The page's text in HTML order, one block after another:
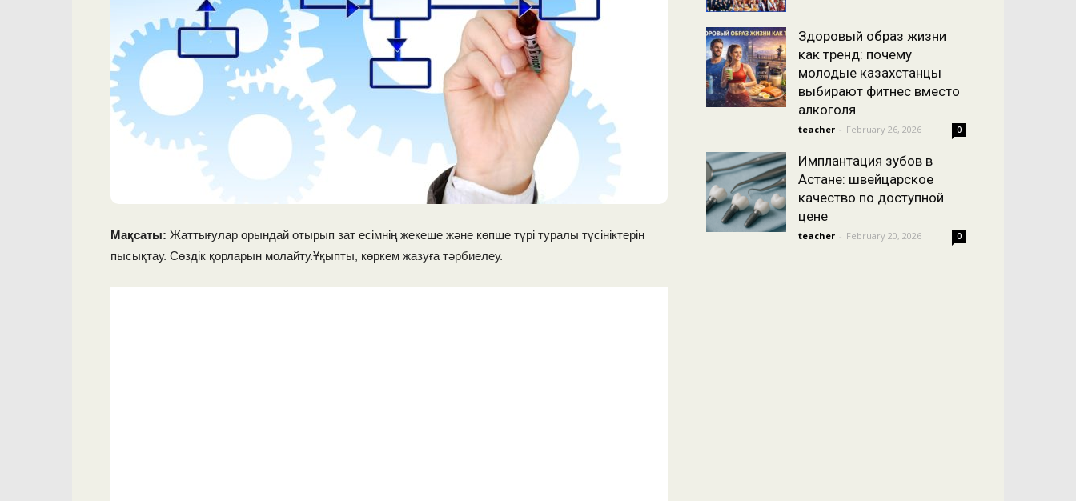
Мақсаты: Жаттығулар орындай отырып зат есімнің жекеше және көпше түрі туралы түсініктерін
пысықтау. Сөздік қорларын молайту.Ұқыпты, көркем жазуға тәрбиелеу.
Здоровый образ жизни
как тренд: почему
молодые казахстанцы
выбирают фитнес вместо
алкоголя
teacher - February 26, 2026 0
Имплантация зубов в
Астане: швейцарское
качество по доступной
цене
teacher - February 20, 2026 0